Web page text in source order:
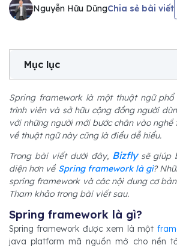
Nguyễn Hữu DũngChia sẻ bài viết
Mục lục
Spring framework là một thuật ngữ
trình viên và sở hữu cộng đồng người
với những người mới bước chân vào nghề
về thuật ngữ này cũng là điều dễ hiểu.
Trong bài viết dưới đây, Bizflysẽ giúp
diện hơn về Spring framework là gì?
spring framework và các nội dung cơ
Tham khảo trong bài viết sau.
Spring framework là gì?
Spring framework được xem là một
java platform mã nguồn mở cho nền